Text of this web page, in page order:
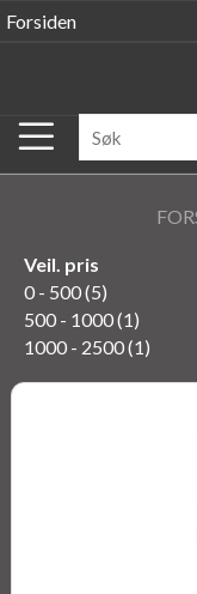
Forsiden
Veil. pris
0 - 500 (5)
500 - 1000 (1)
1000 - 2500 (1)